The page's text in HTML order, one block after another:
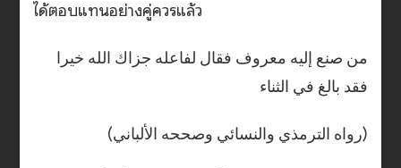
ได้ตอบแทนอย่างคู่ควรแล้ว
من صنع إليه معروف فقال لفاعله جزاك الله خيرا
فقد بالغ في الثناء
(رواه الترمذي والنسائي وصححه الألباني)